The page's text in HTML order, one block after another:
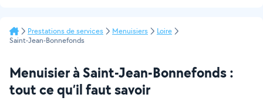
Prestations de services Menuisiers
Loire
Saint-Jean-Bonnefonds
Menuisier à Saint-Jean-Bonnefonds :
tout ce qu’il faut savoir